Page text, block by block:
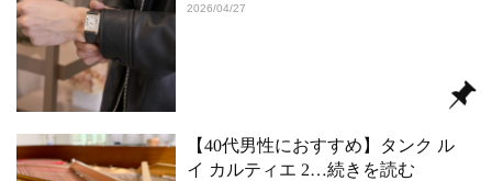
2026/04/27
【40代男性におすすめ】タンク ル
イ カルティエ 2…続きを読む